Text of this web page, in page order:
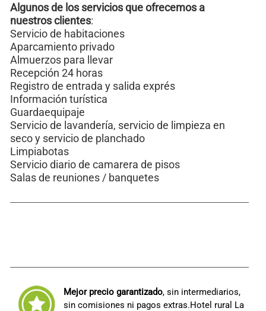
Algunos de los servicios que ofrecemos a
nuestros clientes:
Servicio de habitaciones
Aparcamiento privado
Almuerzos para llevar
Recepción 24 horas
Registro de entrada y salida exprés
Información turística
Guardaequipaje
Servicio de lavandería, servicio de limpieza en
seco y servicio de planchado
Limpiabotas
Servicio diario de camarera de pisos
Salas de reuniones / banquetes
Mejor precio garantizado, sin intermediarios,
sin comisiones ni pagos extras.Hotel rural La